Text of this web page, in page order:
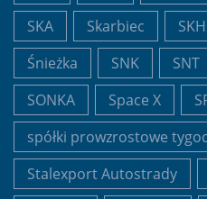
SKA
Skarbiec SKH
Śnieżka
SNK SNT
SONKA
Space X
spółki prowzrostowe
Stalexport Autostrady